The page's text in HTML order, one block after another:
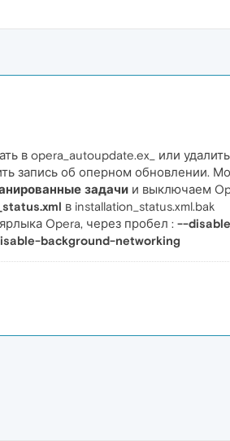
в opera_autoupdate.ex_ или
запись об оперном обновлении.
задачи и выключаем
в installation_status.xml.bak
Opera, через пробел : --
background-networking